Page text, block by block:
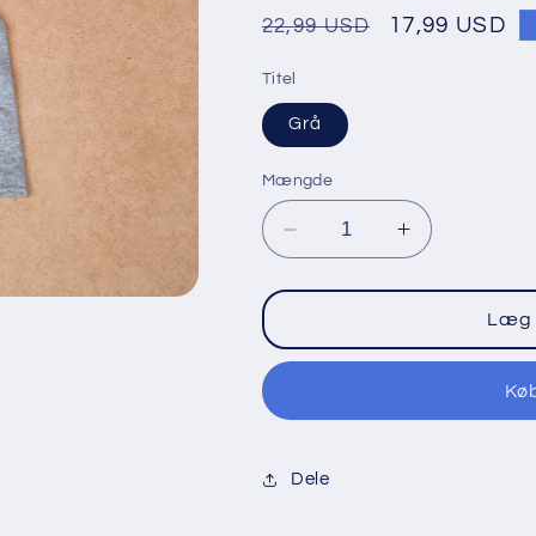
Normalpris
22,99 USD Tilbudspris
17,99 USD
Titel
Grå
Mængde
Reducer
mængden
for
Øg
mængden
for
Læg
Dele